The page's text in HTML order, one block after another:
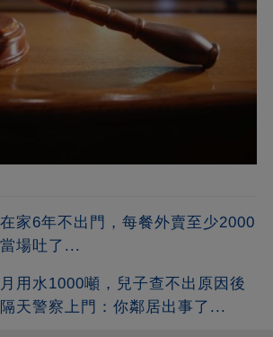
家6年不出門，每餐外賣至少2000
場吐了...
用水1000噸，兒子查不出原因後
天警察上門：你鄰居出事了...